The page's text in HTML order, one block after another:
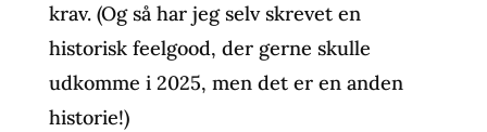
krav. (Og så har jeg selv skrevet en
historisk feelgood, der gerne skulle
udkomme i 2025, men det er en anden
historie!)